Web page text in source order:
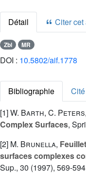
Détail Citer cet
Zbl MR
DOI : 10.5802/aif.1778
Bibliographie
[1]W. Barth, C. Peters
Complex Surfaces,
[2] M. Brunella,
surfaces complexes
Sup., 30 (1997), 569-